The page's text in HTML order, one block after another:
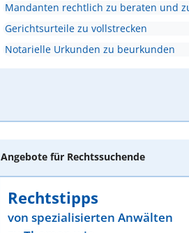
Mandanten rechtlich zu beraten und
Gerichtsurteile zu vollstrecken
Notarielle Urkunden zu beurkunden
Angebote für Rechtssuchende
Rechtstipps
von spezialisierten Anwälten